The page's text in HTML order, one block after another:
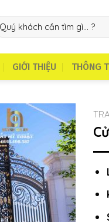
GIỚI THIỆU THÔNG